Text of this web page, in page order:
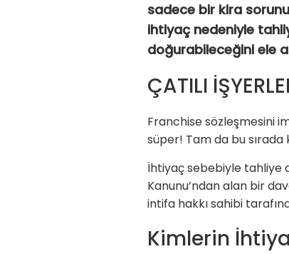
sadece bir kira
ihtiyaç nedeniyle
doğurabileceğini ele
ÇATILI
Franchise sözleşmesini
süper! Tam da bu sırada
İhtiyaç sebebiyle tahliye
Kanunu’ndan alan bir
intifa hakkı sahibi
Kimlerin